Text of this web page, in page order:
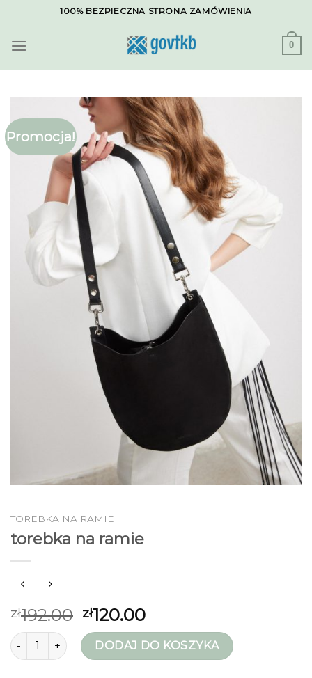
content
100% BEZPIECZNA STRONA ZAMÓWIENIA
0
Promocja!
TOREBKA NA RAMIE
torebka na ramie
zł192.00 zł120.00
ilość torebka na ramieDODAJ DO KOSZYKA